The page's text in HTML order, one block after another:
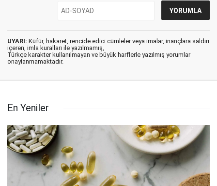
UYARI: Küfür, hakaret, rencide edici cümleler veya imalar, inançlara saldırı
içeren, imla kuralları ile yazılmamış,
Türkçe karakter kullanılmayan ve büyük harflerle yazılmış yorumlar
onaylanmamaktadır.
En Yeniler